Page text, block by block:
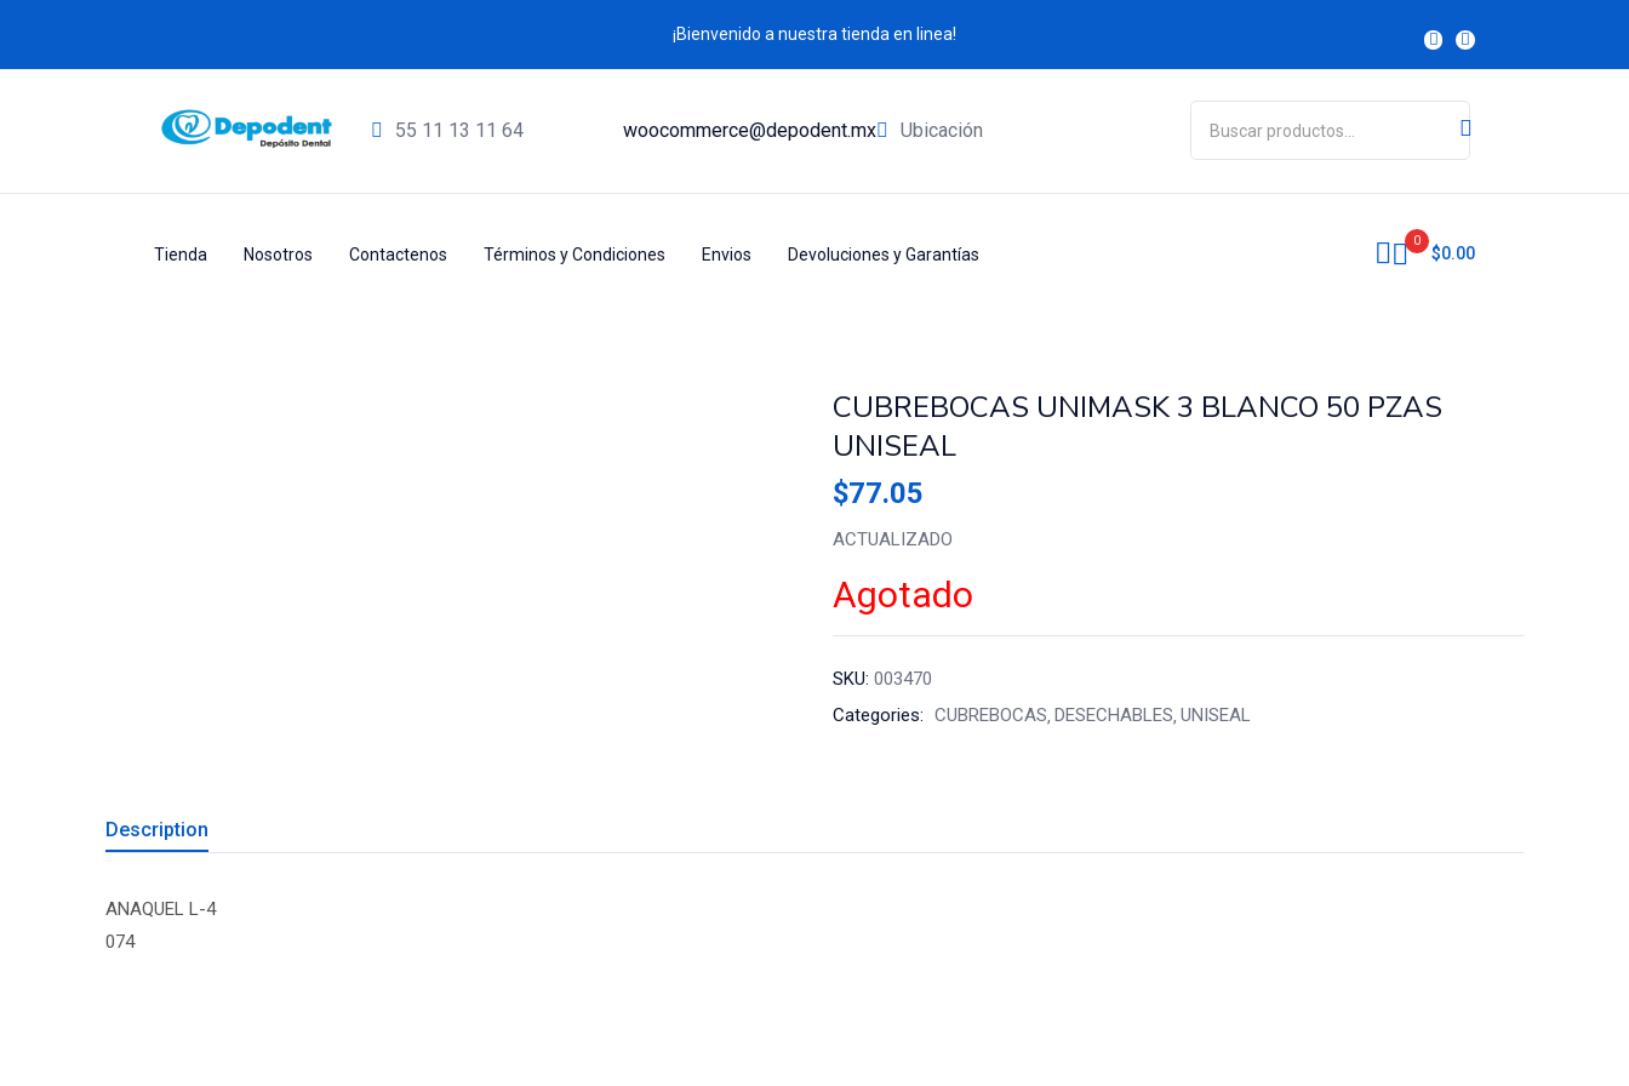
¡Bienvenido a nuestra tienda en linea!
55 11 13 11 64 woocommerce@depodent.mx Ubicación
Tienda Nosotros Contactenos Términos y Condiciones Envios Devoluciones y Garantías
0
$0.00
CUBREBOCAS UNIMASK 3 BLANCO 50 PZAS
UNISEAL
$77.05
ACTUALIZADO
Agotado
SKU: 003470
Categories: CUBREBOCAS DESECHABLES UNISEAL
Description
ANAQUEL L-4
074